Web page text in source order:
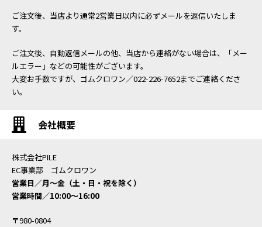
ご注文後、当店より通常2営業日以内に必ずメールを返信いたしま
す。
ご注文後、自動返信メールの他、当店から連絡がない場合は、「メー
ルエラー」などの可能性がございます。
大変お手数ですが、ゴムクロワン／022-226-7652までご連絡くださ
い。
会社概要
株式会社PILE
EC事業部 ゴムクロワン
営業日／月〜金（土・日・祝を除く）
営業時間／10:00〜16:00
〒980-0804